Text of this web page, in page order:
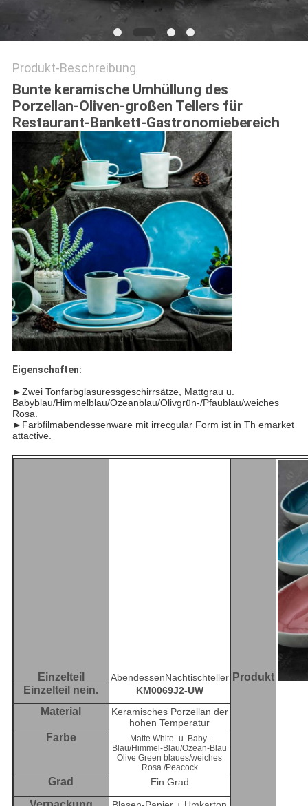
Produkt-Beschreibung
Bunte keramische Umhüllung des
Porzellan-Oliven-großen Tellers für
Restaurant-Bankett-Gastronomiebereich
Eigenschaften:
►Zwei Tonfarbglasuressgeschirrsätze, Mattgrau u.
Babyblau/Himmelblau/Ozeanblau/Olivgrün-/Pfaublau/weiches
Rosa.
►Farbfilmabendessenware mit irrecgular Form ist in Th emarket
attactive.
Einzelteil AbendessenNachtischteller Produkt
Einzelteil nein.
KM0069J2-UW
Material
Keramisches Porzellan der
hohen Temperatur
Farbe
Matte White- u. Baby-
Blau/Himmel-Blau/Ozean-Blau
Olive Green blaues/weiches
Rosa /Peacock
Grad Ein Grad